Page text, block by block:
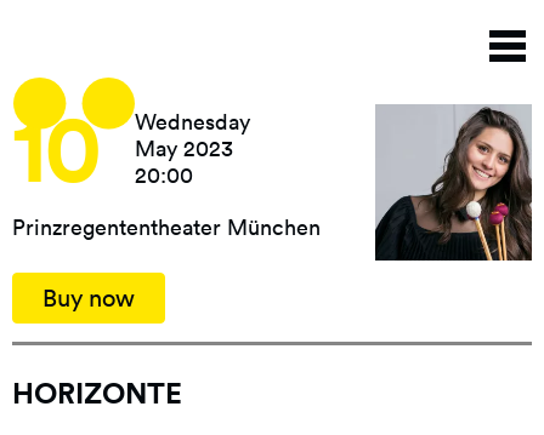
main
content
10
Wednesday
May 2023
20:00
Prinzregententheater München
Buy now
HORIZONTE